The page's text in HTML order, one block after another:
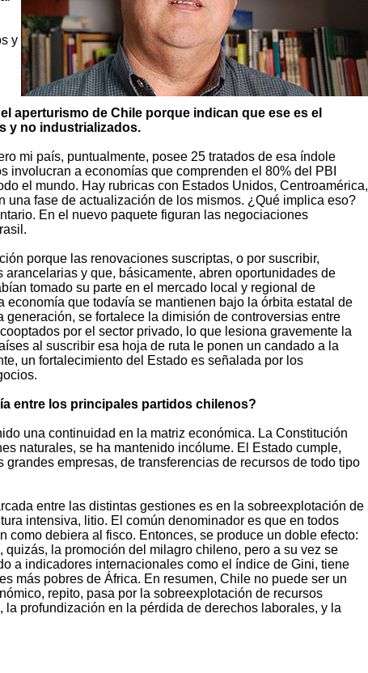
y
aperturismo de Chile porque indican que ese es el
y no industrializados.
mi país, puntualmente, posee 25 tratados de esa índole
involucran a economías que comprenden el 80% del PBI
el mundo. Hay rubricas con Estados Unidos, Centroamérica,
una fase de actualización de los mismos. ¿Qué implica eso?
En el nuevo paquete figuran las negociaciones
porque las renovaciones suscriptas, o por suscribir,
y que, básicamente, abren oportunidades de
tomado su parte en el mercado local y regional de
que todavía se mantienen bajo la órbita estatal de
se fortalece la dimisión de controversias entre
por el sector privado, lo que lesiona gravemente la
al suscribir esa hoja de ruta le ponen un candado a la
un fortalecimiento del Estado es señalada por los
entre los principales partidos chilenos?
una continuidad en la matriz económica. La Constitución
naturales, se ha mantenido incólume. El Estado cumple,
empresas, de transferencias de recursos de todo tipo
entre las distintas gestiones es en la sobreexplotación de
intensiva, litio. El común denominador es que en todos
como debiera al fisco. Entonces, se produce un doble efecto:
la promoción del milagro chileno, pero a su vez se
a indicadores internacionales como el índice de Gini, tiene
más pobres de África. En resumen, Chile no puede ser un
repito, pasa por la sobreexplotación de recursos
profundización en la pérdida de derechos laborales, y la